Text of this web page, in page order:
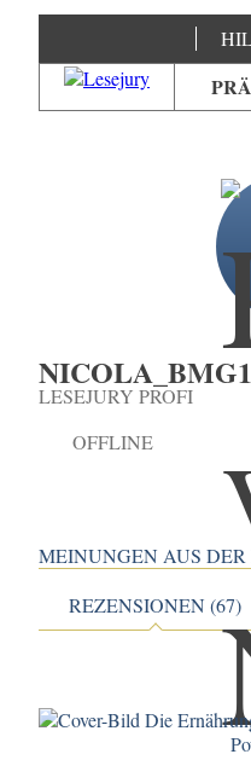
LESEJURY PROFI
OFFLINE
MEINUNGEN AUS DER
REZENSIONEN (67)